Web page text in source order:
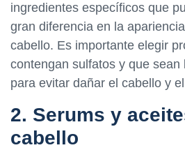
ingredientes específicos que
gran diferencia en la
cabello. Es importante elegir
contengan sulfatos y que sean
para evitar dañar el cabello y
2. Serums y
cabello